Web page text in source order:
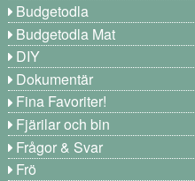
Budgetodla
Budgetodla Mat
DIY
Dokumentär
Fina Favoriter!
Fjärilar och bin
Frågor & Svar
Frö